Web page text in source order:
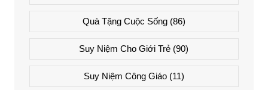
Quà Tặng Cuộc Sống(86)
Suy Niệm Cho Giới Trẻ (90)
Suy Niệm Công Giáo(11)